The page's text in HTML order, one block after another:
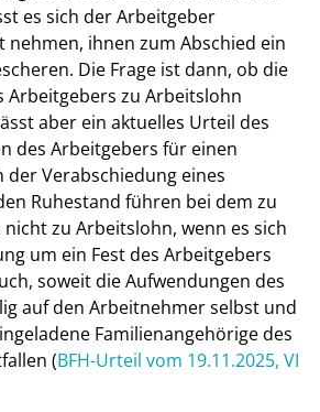
es sich der Arbeitgeber
nehmen, ihnen zum Abschied ein
Die Frage ist dann, ob die
Arbeitgebers zu Arbeitslohn
aber ein aktuelles Urteil des
des Arbeitgebers für einen
der Verabschiedung eines
Ruhestand führen bei dem zu
zu Arbeitslohn, wenn es sich
um ein Fest des Arbeitgebers
soweit die Aufwendungen des
auf den Arbeitnehmer selbst und
Familienangehörige des
(BFH-Urteil vom 19.11.2025, VI